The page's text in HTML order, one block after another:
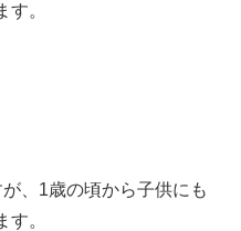
。
、1歳の頃から子供にも
。